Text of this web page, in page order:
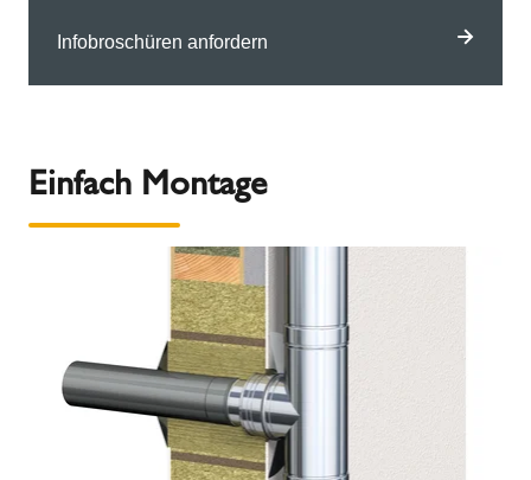
Infobroschüren anfordern
Einfach Montage